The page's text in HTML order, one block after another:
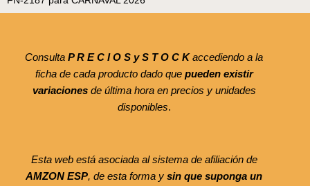
Consulta P R E C I O S y S T O C Kaccediendo a la
ficha de cada producto dado que pueden existir
variacionesde última hora en precios y unidades
disponibles.
Esta web está asociada al sistema de afiliación de
AMZON ESP, de esta forma y sin que suponga un